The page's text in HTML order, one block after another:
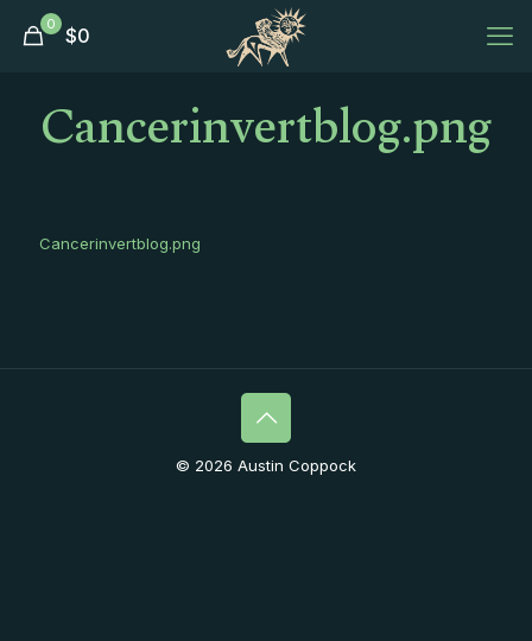
0 $0
Cancerinvertblog.png
Cancerinvertblog.png
© 2026 Austin Coppock